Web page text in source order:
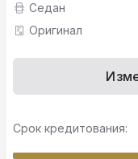
Седан
Оригинал
Срок кредитования: